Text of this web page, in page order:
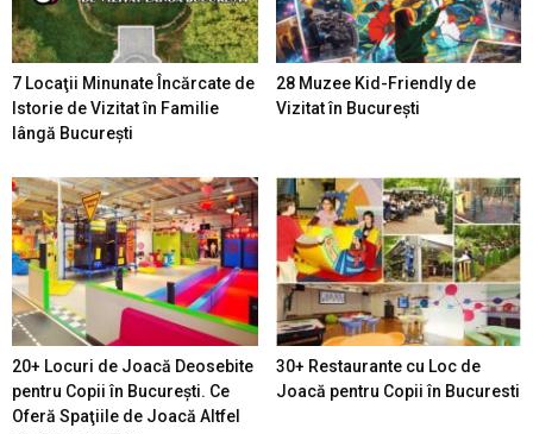
7 Locaţii Minunate Încărcate de
Istorie de Vizitat în Familie
lângă București
28 Muzee Kid-Friendly de
Vizitat în București
20+ Locuri de Joacă Deosebite
pentru Copii în Bucureşti. Ce
Oferă Spaţiile de Joacă Altfel
30+ Restaurante cu Loc de
Joacă pentru Copii în Bucuresti